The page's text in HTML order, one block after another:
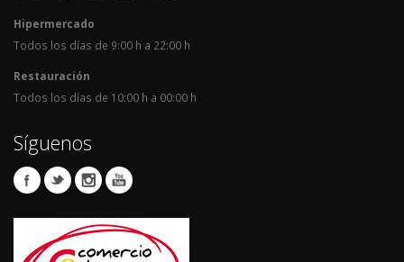
Hipermercado
Todos los días de 9:00 h a 22:00 h
Restauración
Todos los días de 10:00 h a 00:00 h
Síguenos